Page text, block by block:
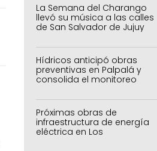
La Semana del Charango
llevó su música a las calles
de San Salvador de Jujuy
Hídricos anticipó obras
preventivas en Palpalá y
consolida el monitoreo
Próximas obras de
infraestructura de energía
eléctrica en Los